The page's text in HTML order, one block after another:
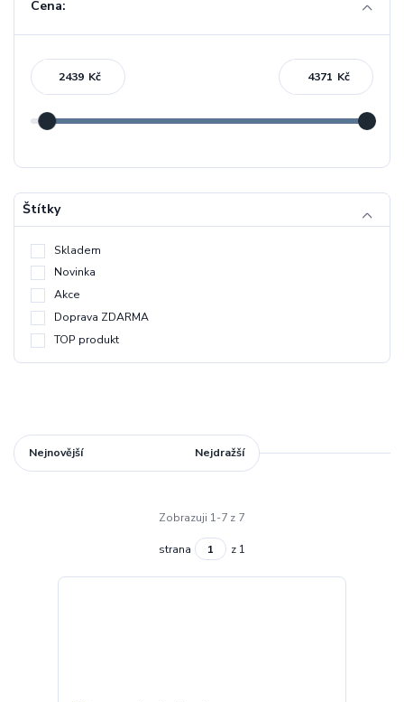
Cena:
Kč Kč
Štítky
Skladem
Novinka
Akce
Doprava ZDARMA
TOP produkt
Nejnovější Nejdražší
Zobrazuji 1-7 z 7
strana z 1